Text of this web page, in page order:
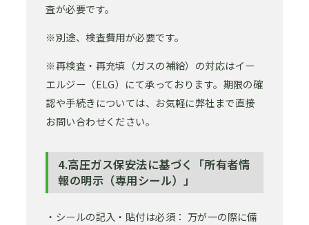
査が必要です。
※別途、検査費用が必要です。
※再検査・再充填（ガスの補給）の対応はイー
エルジー（ELG）にて承っております。期限の確
認や手続きについては、お気軽に弊社まで直接
お問い合わせください。
4.高圧ガス保安法に基づく「所有者情
報の明示（専用シール）」
・シールの記入・貼付は必須： 万が一の際に備